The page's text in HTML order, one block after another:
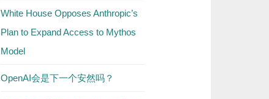
White House Opposes Anthropic’s
Plan to Expand Access to Mythos
Model
OpenAI会是下一个安然吗？